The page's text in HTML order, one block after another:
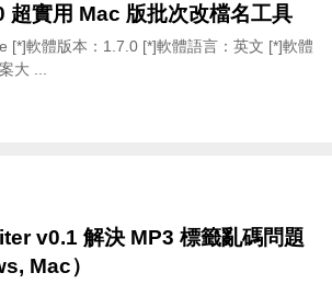
超實用 Mac 版批次改檔名工具
[*]軟體版本：1.7.0 [*]軟體語言：英文 [*]軟體
大 ...
v0.1 解決 MP3 標籤亂碼問題
Mac）